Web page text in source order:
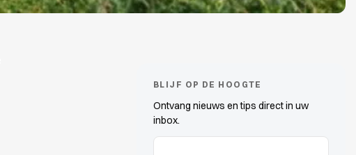
BLIJF OP DE HOOGTE
Ontvang nieuws en tips direct in uw
inbox.
E-Mail-Adressen